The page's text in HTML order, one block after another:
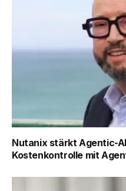
Nutanix stärkt Agentic-
Kostenkontrolle mit